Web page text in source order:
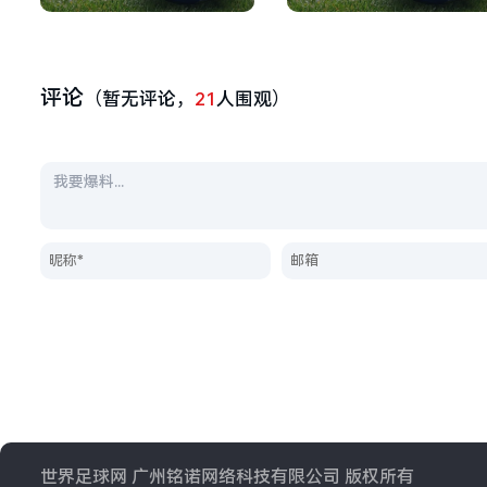
评论 （暂无评论， 21 人围观）
世界足球网 广州铭诺网络科技有限公司 版权所有